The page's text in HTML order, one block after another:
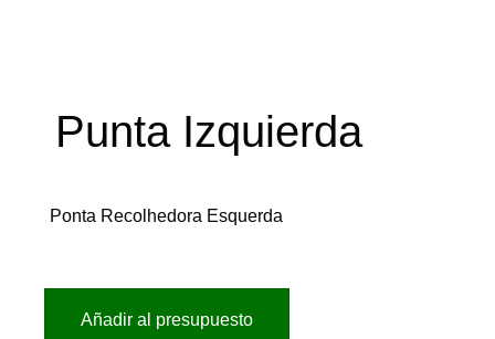
Punta Izquierda
Ponta Recolhedora Esquerda
Añadir al presupuesto